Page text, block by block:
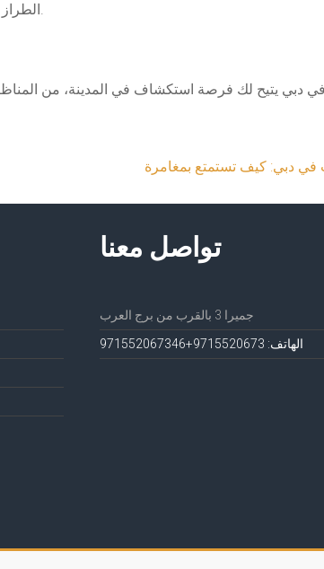
الطراز العربي. إنها تجربة بحرية رائعة لأولئك الذين يرغبون في التمتع بمزيج من الحداثة والتراث في وقت واحد.
دبي يتيح لك فرصة استكشاف في المدينة، من المناظر
تواصل معنا
جميرا 3 بالقرب من برج العرب
الهاتف: 971552067 3+971552067346